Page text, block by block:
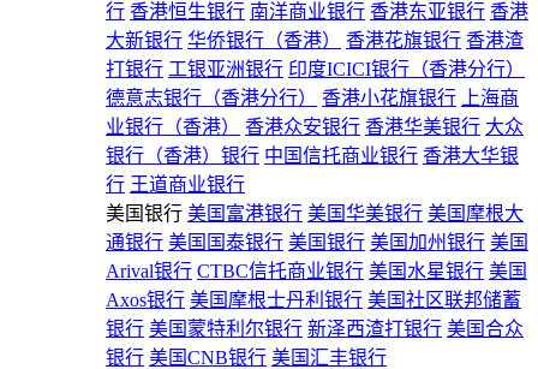
行 香港恒生银行 南洋商业银行 香港东亚银行 香港
大新银行 华侨银行（香港） 香港花旗银行 香港渣
打银行 工银亚洲银行 印度ICICI银行（香港分行）
德意志银行（香港分行）
香港小花旗银行
上海商
业银行（香港）
香港众安银行 香港华美银行 大众
银行（香港）银行 中国信托商业银行 香港大华银
行 王道商业银行
美国银行 美国富港银行 美国华美银行 美国摩根大
通银行 美国国泰银行 美国银行 美国加州银行 美国
Arival银行 CTBC信托商业银行 美国水星银行 美国
Axos银行 美国摩根士丹利银行 美国社区联邦储蓄
银行 美国蒙特利尔银行 新泽西渣打银行 美国合众
银行 美国CNB银行 美国汇丰银行